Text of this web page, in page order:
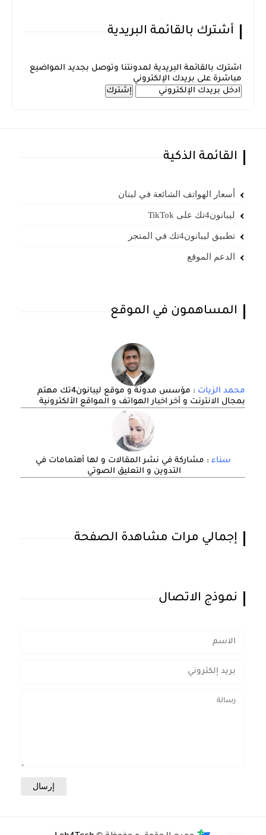
أشترك بالقائمة البريدية
اشترك بالقائمة البريدية لمدونتنا وتوصل بجديد المواضيع
مباشرة على بريدك الإلكتروني
القائمة الذكية
أسعار الهواتف الشائعة في لبنان
ليبانون4تك على TikTok
تطبيق ليبانون4تك في المتجر
الدعم الموقع
المساهمون في الموقع
محمد الزيات
: مؤسس مدونة و موقع ليبانون4تك مهتم
بمجال الانترنت و أخر اخبار الهواتف و المواقع الألكترونية
سناء : مشاركة في نشر المقالات و لها أهتمامات في
التدوين و التعليق الصوتي
إجمالي مرات مشاهدة الصفحة
نموذج الاتصال